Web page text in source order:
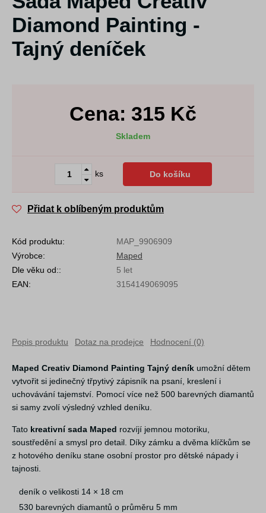
Diamond Painting -
Tajný deníček
Cena: 315 Kč
Skladem
ks Do košíku
Přidat k oblíbeným produktům
Kód produktu:
MAP_9906909
Výrobce:
Maped
Dle věku od::
5 let
EAN:
3154149069095
Popis produktu Dotaz na prodejce Hodnocení (0)
Maped Creativ Diamond Painting Tajný deník umožní dětem
vytvořit si jedinečný třpytivý zápisník na psaní, kreslení i
uchovávání tajemství. Pomocí více než 500 barevných diamantů
si samy zvolí výsledný vzhled deníku.
Tato kreativní sada Maped rozvíjí jemnou motoriku,
soustředění a smysl pro detail. Díky zámku a dvěma klíčkům se
z hotového deníku stane osobní prostor pro dětské nápady i
tajnosti.
deník o velikosti 14 × 18 cm
530 barevných diamantů o průměru 5 mm